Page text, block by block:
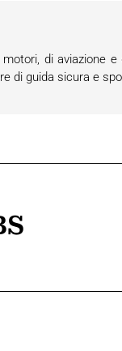
di aviazione
di guida sicura e